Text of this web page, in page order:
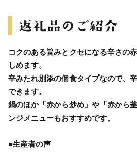
コクのある旨みとクセになる辛さの
しめます。
辛みたれ別添の個食タイプなので、
できます。
鍋のほか「赤から炒め」や「赤から
ンジメニューもおすすめです。
■生産者の声